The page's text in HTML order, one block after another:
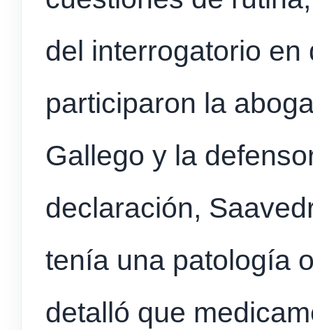
del interrogatorio en
participaron la
Gallego y la
declaración,
tenía una patología
detalló que